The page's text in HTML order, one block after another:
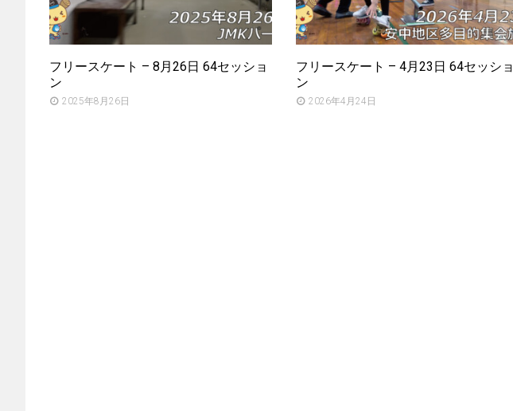
フリースケート – 8月26日 64セッショ
ン
2025年8月26日
フリースケート – 4月23日 64セッショ
ン
2026年4月24日